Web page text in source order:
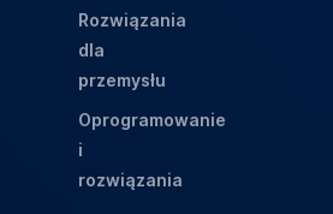
Rozwiązania
dla
przemysłu
Oprogramowanie
i
rozwiązania